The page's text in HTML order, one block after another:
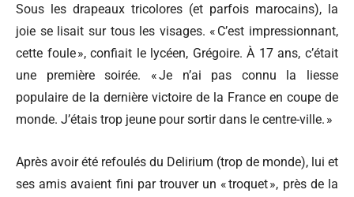
Sous les drapeaux tricolores (et parfois marocains), la
joie se lisait sur tous les visages. « C’est impressionnant,
cette foule », confiait le lycéen, Grégoire. À 17 ans, c’était
une première soirée. « Je n’ai pas connu la liesse
populaire de la dernière victoire de la France en coupe de
monde. J’étais trop jeune pour sortir dans le centre-ville. »
Après avoir été refoulés du Delirium (trop de monde), lui et
ses amis avaient fini par trouver un « troquet », près de la